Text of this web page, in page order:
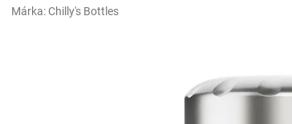
Márka:Chilly's Bottles